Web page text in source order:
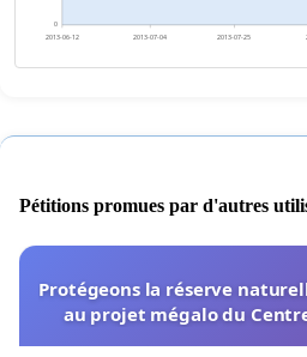
0
2013-06-12 2013-07-04 2013-07-25
Pétitions promues par d'autres
Protégeons la réserve
au projet mégalo du